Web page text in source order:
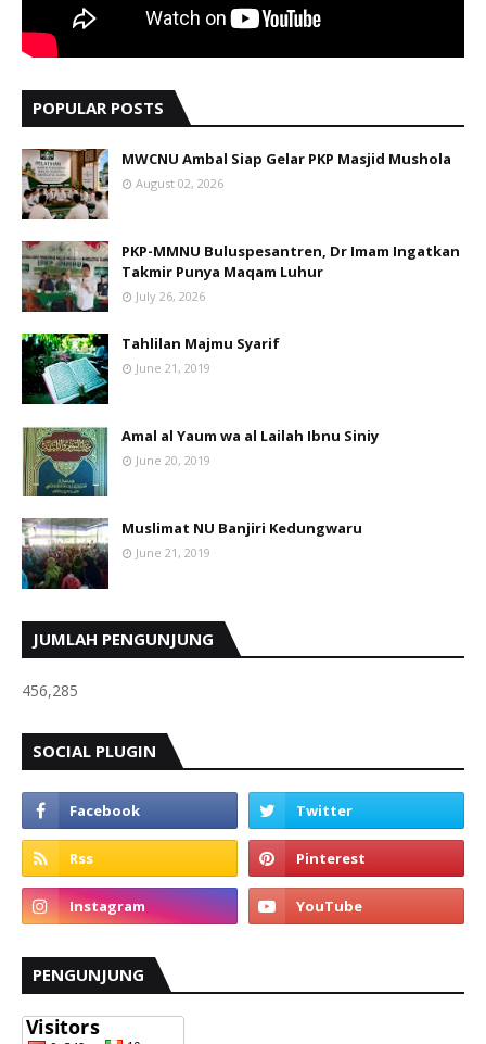
POPULAR POSTS
MWCNU Ambal Siap Gelar PKP Masjid Mushola
August 02, 2026
PKP-MMNU Buluspesantren, Dr Imam Ingatkan
Takmir Punya Maqam Luhur
July 26, 2026
Tahlilan Majmu Syarif
June 21, 2019
Amal al Yaum wa al Lailah Ibnu Siniy
June 20, 2019
Muslimat NU Banjiri Kedungwaru
June 21, 2019
JUMLAH PENGUNJUNG
456,285
SOCIAL PLUGIN
PENGUNJUNG